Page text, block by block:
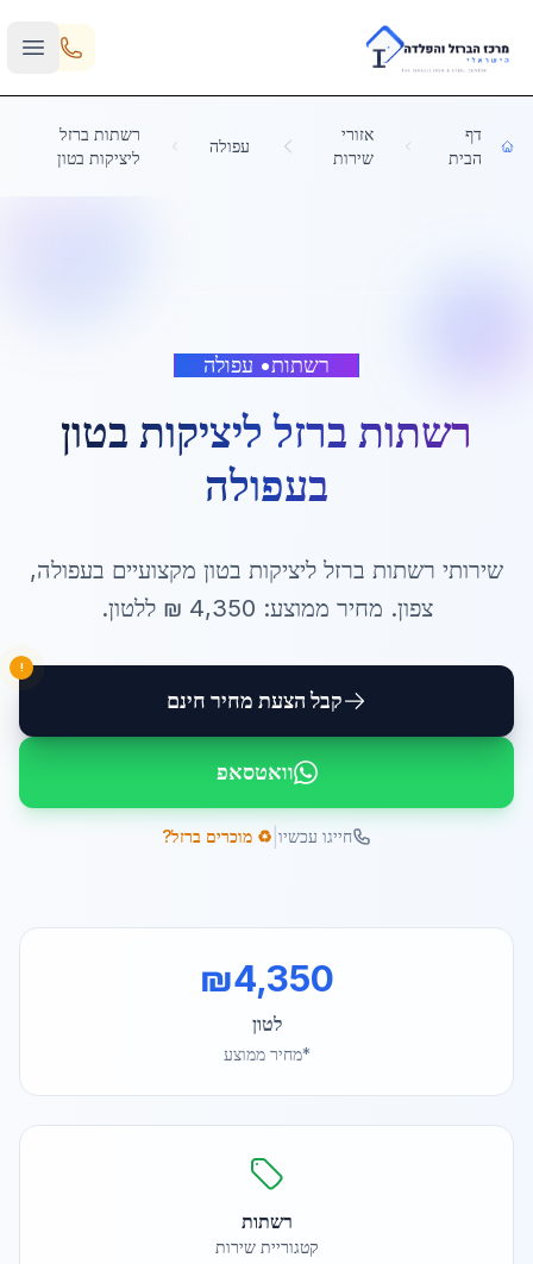
Skip to main content
דף
הבית
אזורי
שירות
עפולה
רשתות ברזל
ליציקות בטון
רשתות• עפולה
רשתות ברזל ליציקות בטון
בעפולה
שירותי רשתות ברזל ליציקות בטון מקצועיים בעפולה,
צפון. מחיר ממוצע: 4,350 ₪ ללטון.
קבל הצעת מחיר חינם
!
וואטסאפ
חייגו עכשיו ♻️ מוכרים ברזל?
₪4,350
לטון
*מחיר ממוצע
רשתות
קטגוריית שירות